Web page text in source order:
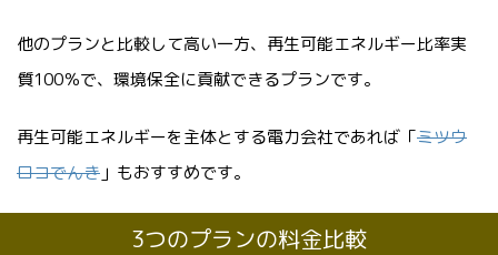
他のプランと比較して高い一方、再生可能エネルギー比率実
質100％で、環境保全に貢献できるプランです。
再生可能エネルギーを主体とする電力会社であれば「ミツウ
ロコでんき 」もおすすめです。
3つのプランの料金比較